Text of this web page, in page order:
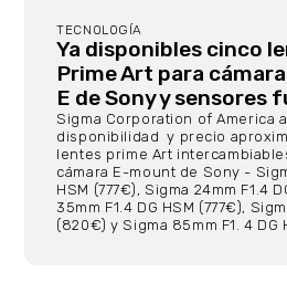
TECNOLOGÍA
Ya disponibles cinco
Prime Art para
E de Sony y sensores
Sigma Corporation of America
disponibilidad y precio
lentes prime Art
cámara E-mount de Sony -
HSM (777€), Sigma 24mm F1.4
35mm F1.4 DG HSM (777€),
(820€) y Sigma 85mm F1. 4 DG